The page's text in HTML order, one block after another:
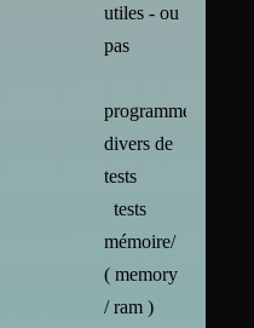
utiles - ou
pas
programmes
divers de
tests
tests
mémoire/
( memory
/ ram )